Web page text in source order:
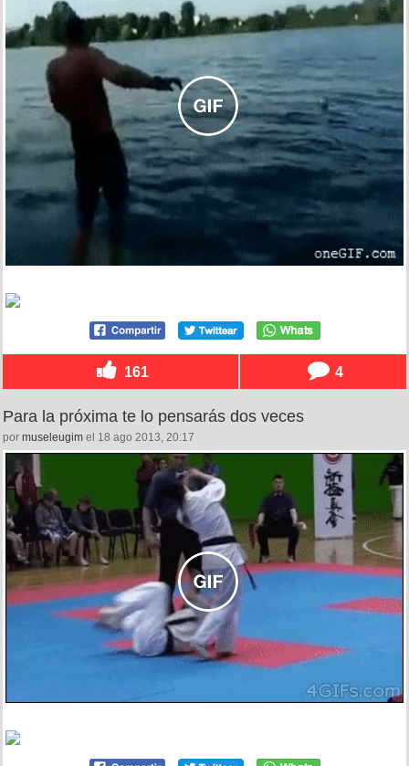
161 4
Para la próxima te lo pensarás dos veces
por museleugim el 18 ago 2013, 20:17